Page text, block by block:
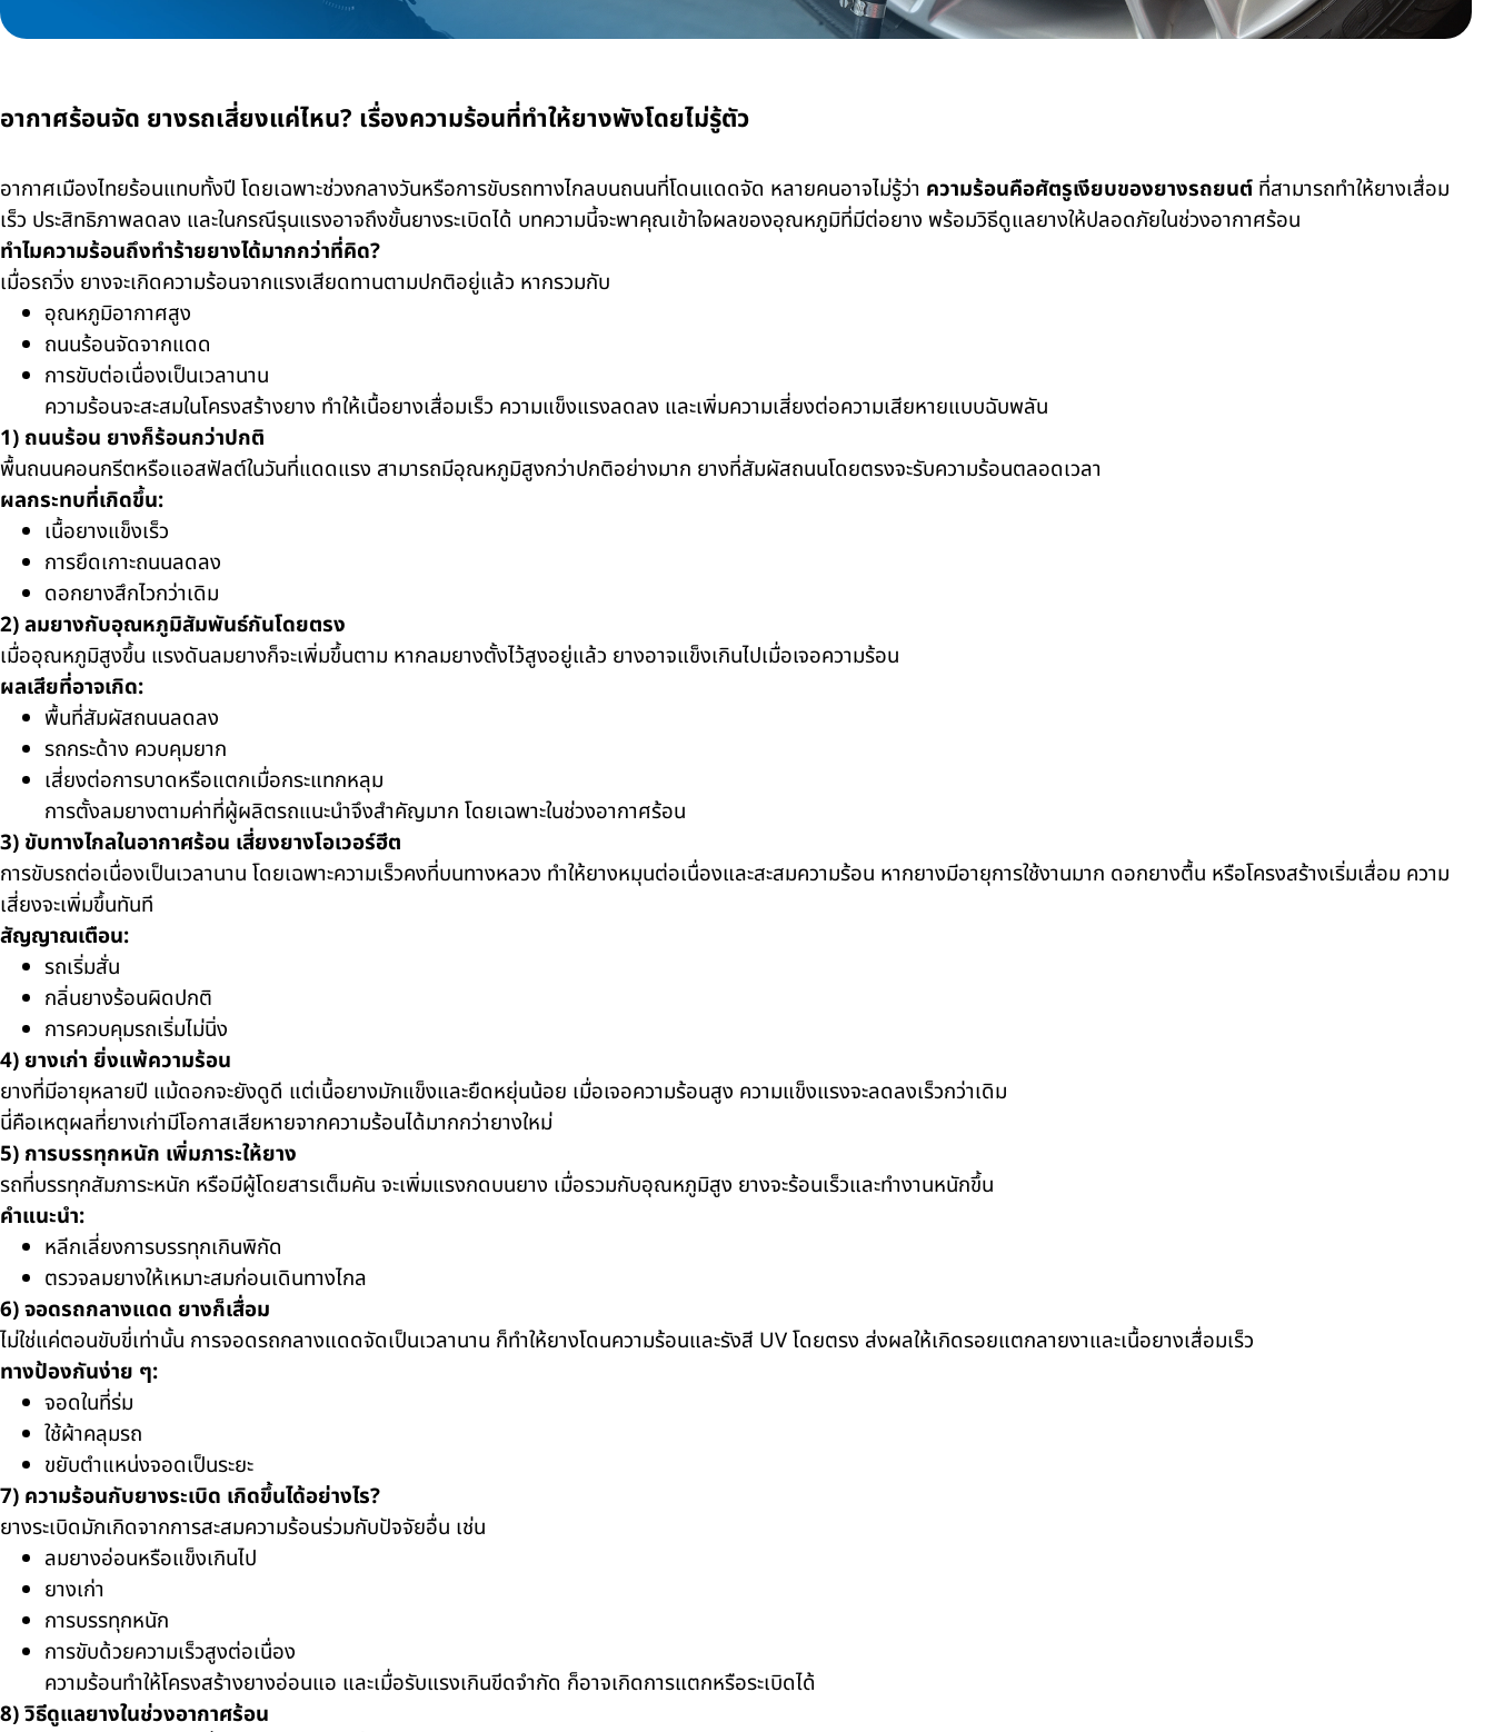
อากาศร้อนจัด ยางรถเสี่ยงแค่ไหน? เรื่องความร้อนที่ทำให้ยางพังโดยไม่รู้ตัว
อากาศเมืองไทยร้อนแทบทั้งปี โดยเฉพาะช่วงกลางวันหรือการขับรถทางไกลบนถนนที่โดนแดดจัด หลายคนอาจไม่รู้ว่า ความร้อนคือศัตรูเงียบของยางรถยนต์ ที่สามารถทำให้ยางเสื่อม
เร็ว ประสิทธิภาพลดลง และในกรณีรุนแรงอาจถึงขั้นยางระเบิดได้ บทความนี้จะพาคุณเข้าใจผลของอุณหภูมิที่มีต่อยาง พร้อมวิธีดูแลยางให้ปลอดภัยในช่วงอากาศร้อน
ทำไมความร้อนถึงทำร้ายยางได้มากกว่าที่คิด?
เมื่อรถวิ่ง ยางจะเกิดความร้อนจากแรงเสียดทานตามปกติอยู่แล้ว หากรวมกับ
อุณหภูมิอากาศสูง
ถนนร้อนจัดจากแดด
การขับต่อเนื่องเป็นเวลานาน
ความร้อนจะสะสมในโครงสร้างยาง ทำให้เนื้อยางเสื่อมเร็ว ความแข็งแรงลดลง และเพิ่มความเสี่ยงต่อความเสียหายแบบฉับพลัน
1) ถนนร้อน ยางก็ร้อนกว่าปกติ
พื้นถนนคอนกรีตหรือแอสฟัลต์ในวันที่แดดแรง สามารถมีอุณหภูมิสูงกว่าปกติอย่างมาก ยางที่สัมผัสถนนโดยตรงจะรับความร้อนตลอดเวลา
ผลกระทบที่เกิดขึ้น:
เนื้อยางแข็งเร็ว
การยึดเกาะถนนลดลง
ดอกยางสึกไวกว่าเดิม
2) ลมยางกับอุณหภูมิสัมพันธ์กันโดยตรง
เมื่ออุณหภูมิสูงขึ้น แรงดันลมยางก็จะเพิ่มขึ้นตาม หากลมยางตั้งไว้สูงอยู่แล้ว ยางอาจแข็งเกินไปเมื่อเจอความร้อน
ผลเสียที่อาจเกิด:
พื้นที่สัมผัสถนนลดลง
รถกระด้าง ควบคุมยาก
เสี่ยงต่อการบาดหรือแตกเมื่อกระแทกหลุม
การตั้งลมยางตามค่าที่ผู้ผลิตรถแนะนำจึงสำคัญมาก โดยเฉพาะในช่วงอากาศร้อน
3) ขับทางไกลในอากาศร้อน เสี่ยงยางโอเวอร์ฮีต
การขับรถต่อเนื่องเป็นเวลานาน โดยเฉพาะความเร็วคงที่บนทางหลวง ทำให้ยางหมุนต่อเนื่องและสะสมความร้อน หากยางมีอายุการใช้งานมาก ดอกยางตื้น หรือโครงสร้างเริ่มเสื่อม ความ
เสี่ยงจะเพิ่มขึ้นทันที
สัญญาณเตือน:
รถเริ่มสั่น
กลิ่นยางร้อนผิดปกติ
การควบคุมรถเริ่มไม่นิ่ง
4) ยางเก่า ยิ่งแพ้ความร้อน
ยางที่มีอายุหลายปี แม้ดอกจะยังดูดี แต่เนื้อยางมักแข็งและยืดหยุ่นน้อย เมื่อเจอความร้อนสูง ความแข็งแรงจะลดลงเร็วกว่าเดิม
นี่คือเหตุผลที่ยางเก่ามีโอกาสเสียหายจากความร้อนได้มากกว่ายางใหม่
5) การบรรทุกหนัก เพิ่มภาระให้ยาง
รถที่บรรทุกสัมภาระหนัก หรือมีผู้โดยสารเต็มคัน จะเพิ่มแรงกดบนยาง เมื่อรวมกับอุณหภูมิสูง ยางจะร้อนเร็วและทำงานหนักขึ้น
คำแนะนำ:
หลีกเลี่ยงการบรรทุกเกินพิกัด
ตรวจลมยางให้เหมาะสมก่อนเดินทางไกล
6) จอดรถกลางแดด ยางก็เสื่อม
ไม่ใช่แค่ตอนขับขี่เท่านั้น การจอดรถกลางแดดจัดเป็นเวลานาน ก็ทำให้ยางโดนความร้อนและรังสี UV โดยตรง ส่งผลให้เกิดรอยแตกลายงาและเนื้อยางเสื่อมเร็ว
ทางป้องกันง่าย ๆ:
จอดในที่ร่ม
ใช้ผ้าคลุมรถ
ขยับตำแหน่งจอดเป็นระยะ
7) ความร้อนกับยางระเบิด เกิดขึ้นได้อย่างไร?
ยางระเบิดมักเกิดจากการสะสมความร้อนร่วมกับปัจจัยอื่น เช่น
ลมยางอ่อนหรือแข็งเกินไป
ยางเก่า
การบรรทุกหนัก
การขับด้วยความเร็วสูงต่อเนื่อง
ความร้อนทำให้โครงสร้างยางอ่อนแอ และเมื่อรับแรงเกินขีดจำกัด ก็อาจเกิดการแตกหรือระเบิดได้
8) วิธีดูแลยางในช่วงอากาศร้อน